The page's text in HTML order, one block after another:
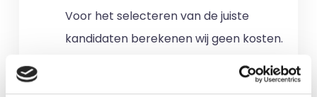
Voor het selecteren van de juiste
kandidaten berekenen wij geen kosten.
alleen gemaakt als een professional